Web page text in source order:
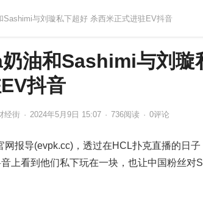
Sashimi与刘璇私下超好 杀西米正式进驻EV抖音
油和Sashimi与刘璇
抖音
经街 · 2024年5月9日 15:07 · 736阅读 · 0评论
网报导(evpk.cc)，透过在HCL扑克直播的日
上看到他们私下玩在一块，也让中国粉丝对